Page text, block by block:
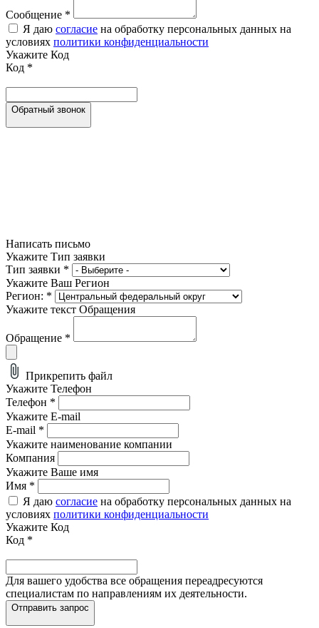
Сообщение *
Я даю согласие на обработку персональных данных на
условиях политики конфиденциальности
Укажите Код
Код *
Обратный звонок
Написать письмо
Укажите Тип заявки
Тип заявки *
Укажите Ваш Регион
Регион: *
Укажите текст Обращения
Обращение *
Прикрепить файл
Укажите Телефон
Телефон *
Укажите E-mail
E-mail *
Укажите наименование компании
Компания
Укажите Ваше имя
Имя *
Я даю согласие на обработку персональных данных на
условиях политики конфиденциальности
Укажите Код
Код *
Для вашего удобства все обращения переадресуются
специалистам по направлениям их деятельности.
Отправить запрос